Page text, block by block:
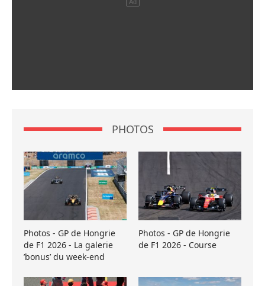
PHOTOS
Photos - GP de Hongrie
de F1 2026 - La galerie
’bonus’ du week-end
Photos - GP de Hongrie
de F1 2026 - Course